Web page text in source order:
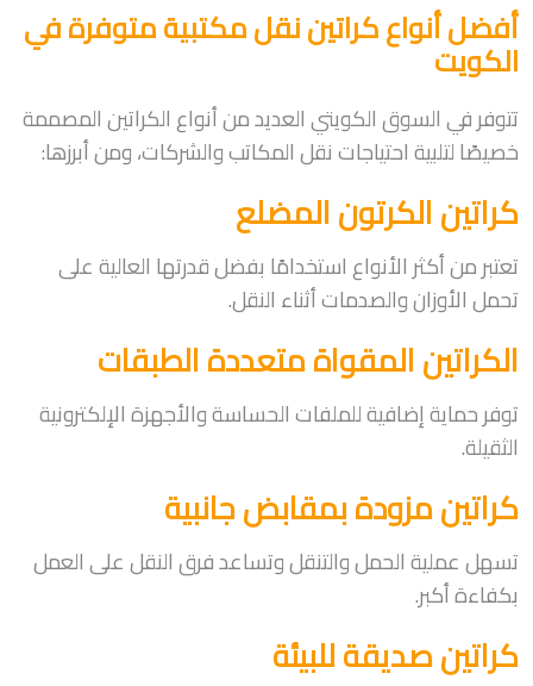
أفضل أنواع كراتين نقل مكتبية متوفرة في
الكويت
تتوفر في السوق الكويتي العديد من أنواع الكراتين المصممة
خصيصًا لتلبية احتياجات نقل المكاتب والشركات، ومن أبرزها:
كراتين الكرتون المضلع
تعتبر من أكثر الأنواع استخدامًا بفضل قدرتها العالية على
تحمل الأوزان والصدمات أثناء النقل.
الكراتين المقواة متعددة الطبقات
توفر حماية إضافية للملفات الحساسة والأجهزة الإلكترونية
الثقيلة.
كراتين مزودة بمقابض جانبية
تسهل عملية الحمل والتنقل وتساعد فرق النقل على العمل
بكفاءة أكبر.
كراتين صديقة للبيئة